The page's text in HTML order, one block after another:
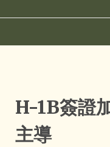
H-1B簽證
主導